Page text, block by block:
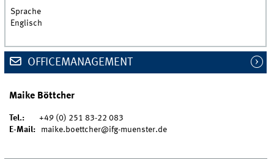
Sprache
Englisch
OFFICEMANAGEMENT
Maike Böttcher
Tel.: +49 (0) 251 83-22 083
E-Mail: maike.boettcher@ifg-muenster.de